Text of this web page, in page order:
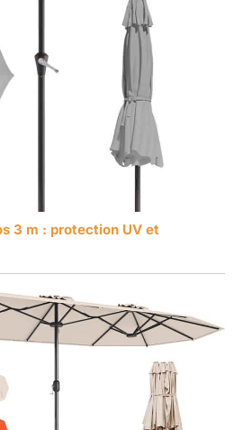
3 m : protection UV et